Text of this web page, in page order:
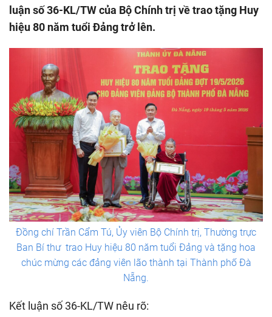
luận số 36-KL/TW của Bộ Chính trị về trao tặng Huy
hiệu 80 năm tuổi Đảng trở lên.
Đồng chí Trần Cẩm Tú, Ủy viên Bộ Chính trị, Thường trực
Ban Bí thư trao Huy hiệu 80 năm tuổi Đảng và ​​​tặng hoa
chúc mừng các đảng viên lão thành tại Thành phố Đà
Nẵng.
Kết luận số 36-KL/TW nêu rõ: